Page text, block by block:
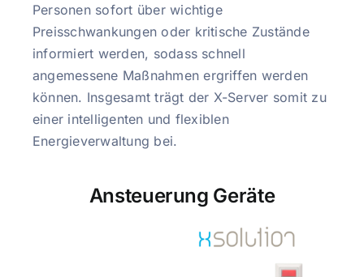
Personen sofort über wichtige
Preisschwankungen oder kritische Zustände
informiert werden, sodass schnell
angemessene Maßnahmen ergriffen werden
können. Insgesamt trägt der X-Server somit zu
einer intelligenten und flexiblen
Energieverwaltung bei.
Ansteuerung Geräte